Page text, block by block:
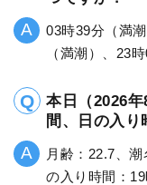
03時39分（満
（満潮）、23
本日（2026
間、日の入り
月齢：22.7、
の入り時間：